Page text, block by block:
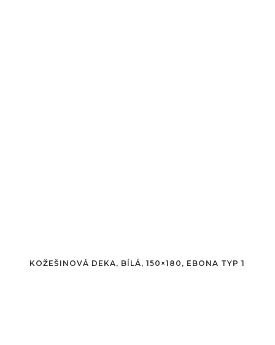
KOŽEŠINOVÁ DEKA, BÍLÁ, 150×180, EBONA TYP 1